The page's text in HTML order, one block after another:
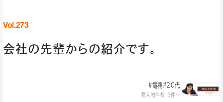
Vol.273
会社の先輩からの紹介です。
#電機#20代
購入物件数 3件〜